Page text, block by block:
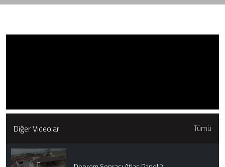
Diğer Videolar Tümü